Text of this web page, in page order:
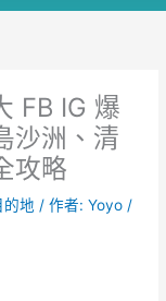
FB IG 爆
沙洲、清
攻略
的地 / 作者:Yoyo /